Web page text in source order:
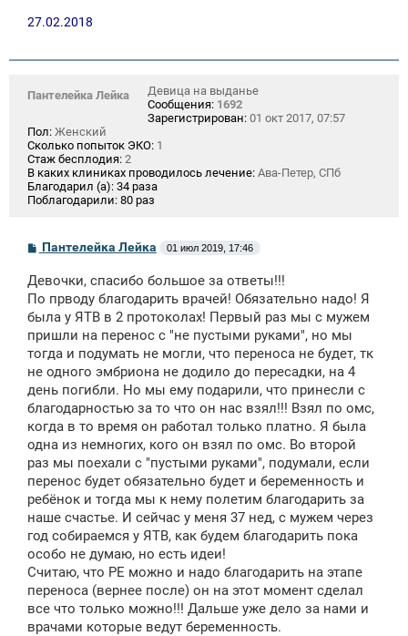
27.02.2018
Пантелейка Лейка
Девица на выданье
Сообщения: 1692
Зарегистрирован: 01 окт 2017, 07:57
Пол: Женский
Сколько попыток ЭКО: 1
Стаж бесплодия: 2
В каких клиниках проводилось лечение: Ава-Петер, СПб
Благодарил (а): 34 раза
Поблагодарили: 80 раз
С
б
щ
н
и
Пантелейка Лейка 01 июл 2019, 17:46
Девочки, спасибо большое за ответы!!!
По прводу благодарить врачей! Обязательно надо! Я
была у ЯТВ в 2 протоколах! Первый раз мы с мужем
пришли на перенос с "не пустыми руками", но мы
тогда и подумать не могли, что переноса не будет, тк
не одного эмбриона не додило до пересадки, на 4
день погибли. Но мы ему подарили, что принесли с
благодарностью за то что он нас взял!!! Взял по омс,
когда в то время он работал только платно. Я была
одна из немногих, кого он взял по омс. Во второй
раз мы поехали с "пустыми руками", подумали, если
перенос будет обязательно будет и беременность и
ребёнок и тогда мы к нему полетим благодарить за
наше счастье. И сейчас у меня 37 нед, с мужем через
год собираемся у ЯТВ, как будем благодарить пока
особо не думаю, но есть идеи!
Считаю, что РЕ можно и надо благодарить на этапе
переноса (вернее после) он на этот момент сделал
все что только можно!!! Дальше уже дело за нами и
врачами которые ведут беременность.